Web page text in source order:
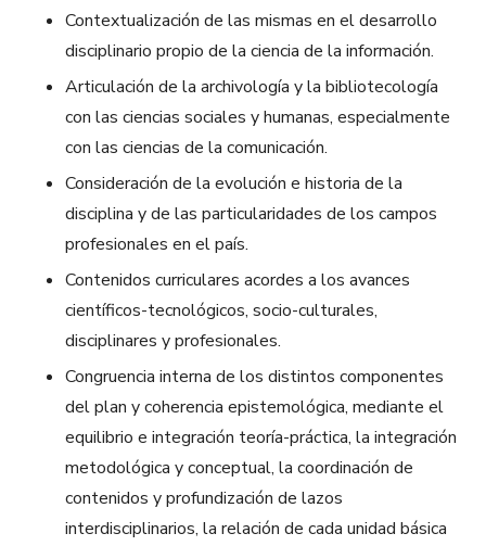
Contextualización de las mismas en el desarrollo
disciplinario propio de la ciencia de la información.
Articulación de la archivología y la bibliotecología
con las ciencias sociales y humanas, especialmente
con las ciencias de la comunicación.
Consideración de la evolución e historia de la
disciplina y de las particularidades de los campos
profesionales en el país.
Contenidos curriculares acordes a los avances
científicos-tecnológicos, socio-culturales,
disciplinares y profesionales.
Congruencia interna de los distintos componentes
del plan y coherencia epistemológica, mediante el
equilibrio e integración teoría-práctica, la integración
metodológica y conceptual, la coordinación de
contenidos y profundización de lazos
interdisciplinarios, la relación de cada unidad básica